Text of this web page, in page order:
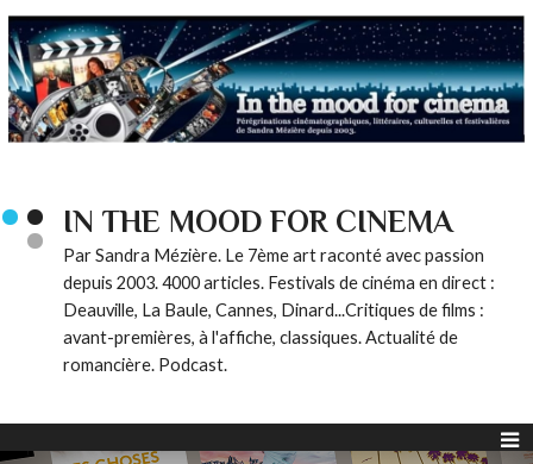
IN THE MOOD FOR CINEMA
Par Sandra Mézière. Le 7ème art raconté avec passion
depuis 2003. 4000 articles. Festivals de cinéma en direct :
Deauville, La Baule, Cannes, Dinard...Critiques de films :
avant-premières, à l'affiche, classiques. Actualité de
romancière. Podcast.